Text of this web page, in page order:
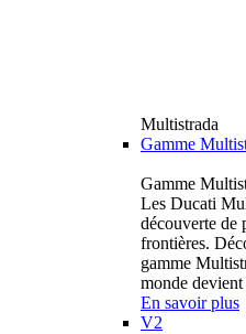
Multistrada
Gamme
Gamme
Les Ducati
découverte de
frontières.
gamme
monde
En savoir plus
V2